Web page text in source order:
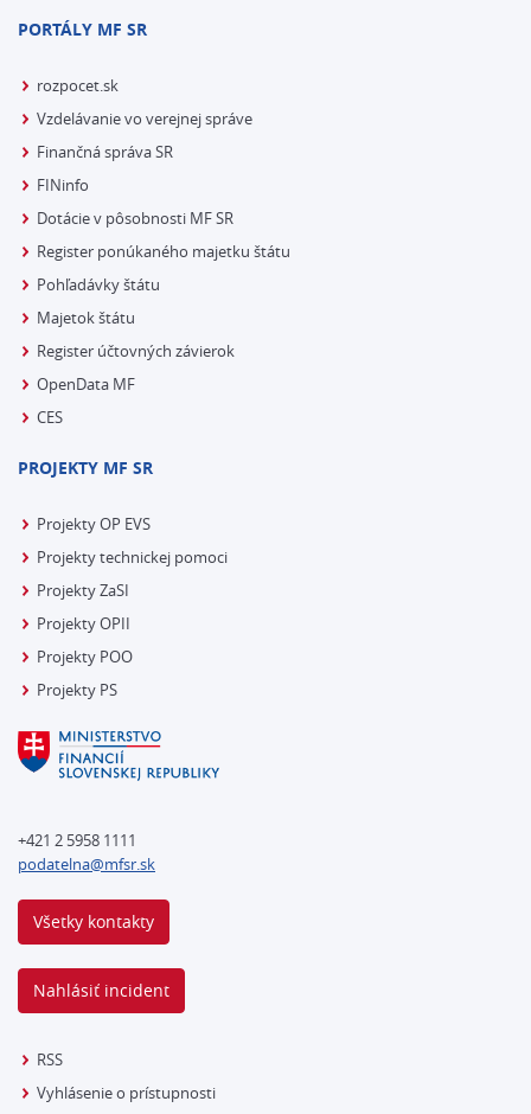
PORTÁLY MF SR
rozpocet.sk
Vzdelávanie vo verejnej správe
Finančná správa SR
FINinfo
Dotácie v pôsobnosti MF SR
Register ponúkaného majetku štátu
Pohľadávky štátu
Majetok štátu
Register účtovných závierok
OpenData MF
CES
PROJEKTY MF SR
Projekty OP EVS
Projekty technickej pomoci
Projekty ZaSI
Projekty OPII
Projekty POO
Projekty PS
+421 2 5958 1111
podatelna@mfsr.sk
Všetky kontakty
Nahlásiť incident
RSS
Vyhlásenie o prístupnosti